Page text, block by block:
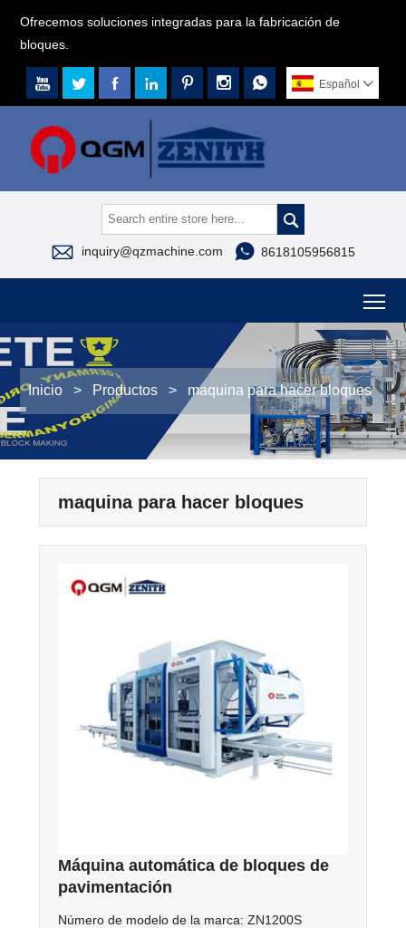
Ofrecemos soluciones integradas para la fabricación de
bloques.
       Español 

 inquiry@qzmachine.com  8618105956815
Inicio > Productos > maquina para hacer bloques
maquina para hacer bloques
Máquina automática de bloques de
pavimentación
Número de modelo de la marca: ZN1200S